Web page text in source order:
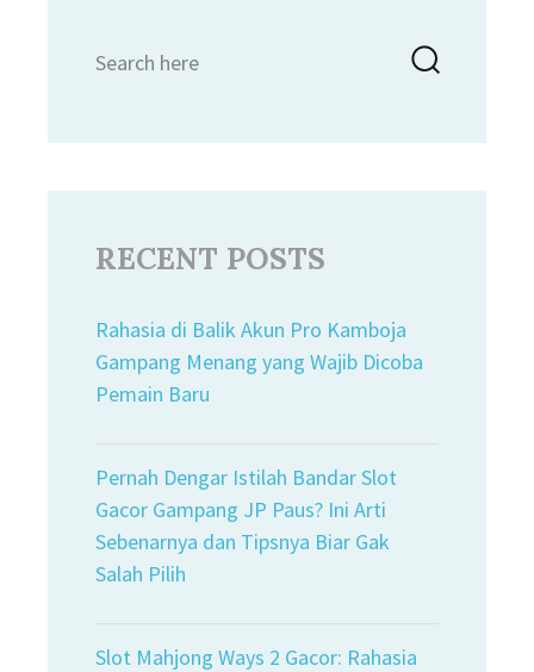
for:
RECENT POSTS
Rahasia di Balik Akun Pro Kamboja
Gampang Menang yang Wajib Dicoba
Pemain Baru
Pernah Dengar Istilah Bandar Slot
Gacor Gampang JP Paus? Ini Arti
Sebenarnya dan Tipsnya Biar Gak
Salah Pilih
Slot Mahjong Ways 2 Gacor: Rahasia